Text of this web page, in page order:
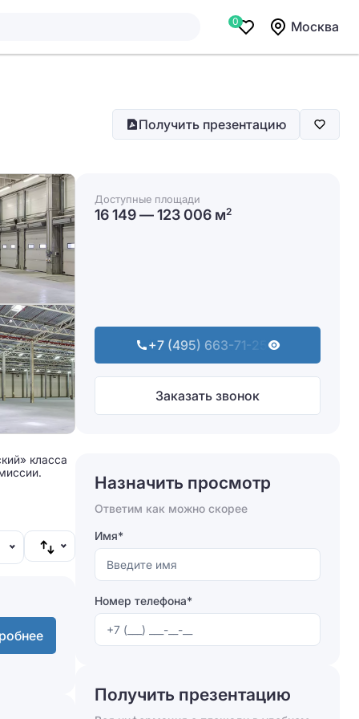
0 Москва
Получить презентацию
Доступные площади
16 149 — 123 006 м2
+7 (495) 663-71-25
Заказать звонок
класса
Назначить просмотр
Ответим как можно скорее
Имя*
Номер телефона*
Получить презентацию